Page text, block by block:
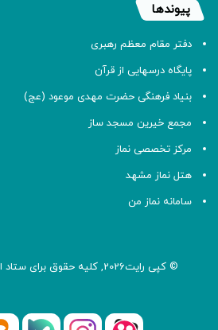
پیوندها
دفتر مقام معظم رهبری
پایگاه درسهایی از قرآن
بنیاد فرهنگی حضرت مهدی موعود (عج)
مجمع خیرین مسجد ساز
مرکز تخصصی نماز
هتل نماز مشهد
سامانه نماز من
© کپی رایت2026, کلیه حقوق برای ستاد اقامه